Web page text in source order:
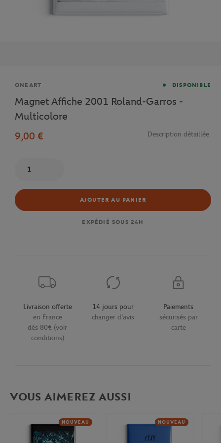
Marque
ONEART DISPONIBLE
Magnet Affiche 2001 Roland-Garros -
Multicolore
9,00 €
Description détaillée
AJOUTER AU PANIER
EXPÉDIÉ SOUS 24H
Livraison offerte
en France
dès 80€ (voir
conditions)
14 jours pour
changer d'avis
Paiements
sécurisés par
carte
VOUS AIMEREZ AUSSI
NOUVEAU NOUVEAU